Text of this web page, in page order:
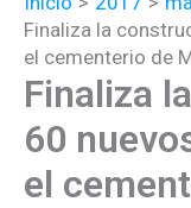
Finaliza la
el cementerio de
Finaliza
60
el